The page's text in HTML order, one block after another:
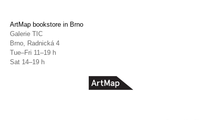
ArtMap bookstore in Brno
Galerie TIC
Brno, Radnická 4
Tue–Fri 11–19 h
Sat 14–19 h